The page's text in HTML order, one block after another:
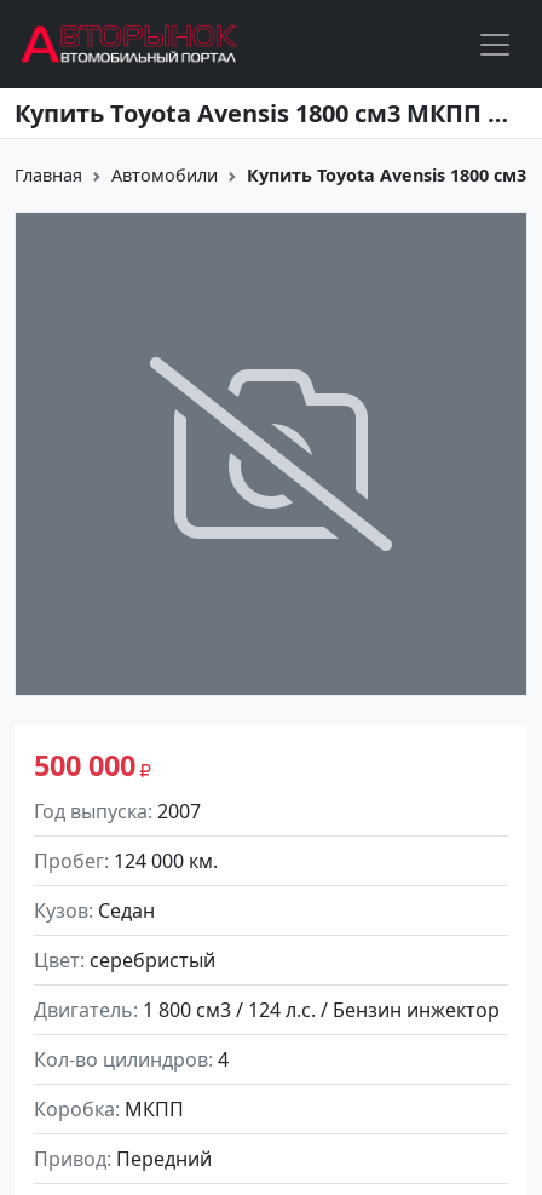
Перейти к основному содержанию Купить Toyota Avensis 1800 см3 МКПП (124 л.с.) Бензин инжектор в Краснодар: цвет серебристый Седан 2007 года по цене 500000 рублей, объявление №2378 на сайте Авторынок23
Главная Автомобили Купить Toyota Avensis 1800 см3
500 000
Год выпуска 2007
Пробег 124 000 км.
Кузов Седан
Цвет серебристый
Двигатель 1 800 см3 / 124 л.с. / Бензин инжектор
Кол-во цилиндров 4
Коробка МКПП
Привод Передний